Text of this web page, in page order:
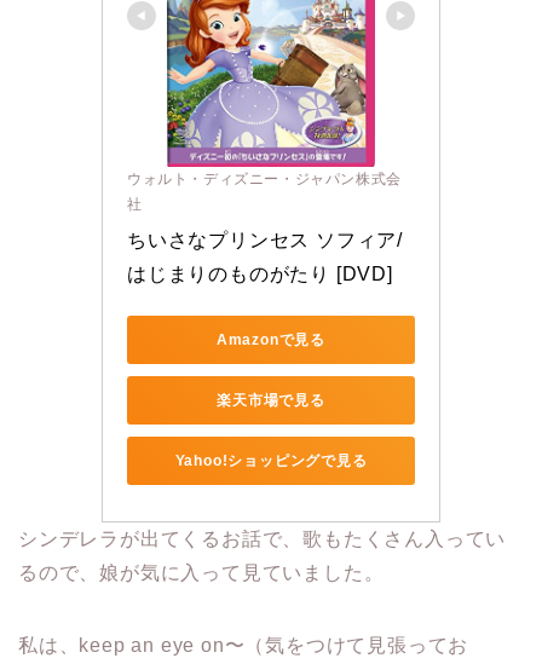
ウォルト・ディズニー・ジャパン株式会
社
ちいさなプリンセス ソフィア/
はじまりのものがたり [DVD]
Amazonで見る
楽天市場で見る
Yahoo!ショッピングで見る
シンデレラが出てくるお話で、歌もたくさん入ってい
るので、娘が気に入って見ていました。
私は、keep an eye on〜（気をつけて見張ってお